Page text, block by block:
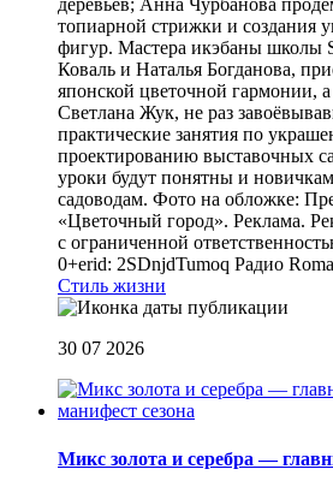
деревьев; Анна Чурбанова
топиарной стрижки и создания
фигур. Мастера икэбаны школы
Коваль и Наталья Богданова,
японской цветочной гармонии,
Светлана Жук, не раз
практические занятия по
проектированию выставочных
уроки будут понятны и
садоводам. Фото на обложке:
«Цветочный город». Реклама.
с ограниченной
0+erid: 2SDnjdTumoq Радио
Стиль жизни
30 07 2026
Микс золота и серебра —